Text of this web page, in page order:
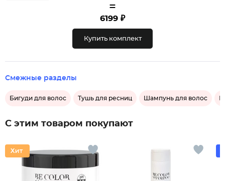
=
6199 ₽
Купить комплект
Смежные разделы
Бигуди для волос Тушь для ресниц Шампунь для волос
С этим товаром покупают